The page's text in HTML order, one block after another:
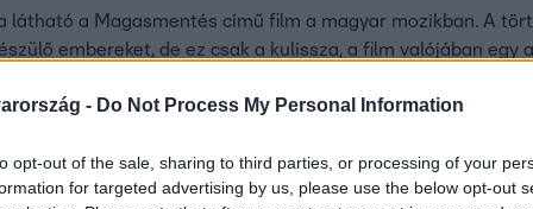
- Do Not Process My Personal Information
opt-out of the sale, sharing to third parties, or processing of your
for targeted advertising by us, please use the below opt-out
látható a Magasmentés című film a magyar mozikban. A
embereket, de ez csak a kulissza, a film valójában
azt mondta, ahogy elolvasta a forgatókönyvet, kérdés
senki sem normális, de ez így